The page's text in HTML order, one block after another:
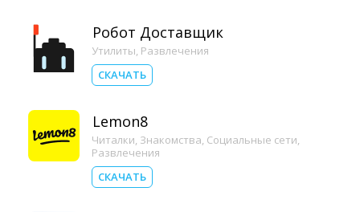
Робот Доставщик
Утилиты, Развлечения
СКАЧАТЬ
Lemon8
Читалки, Знакомства, Социальные сети,
Развлечения
СКАЧАТЬ